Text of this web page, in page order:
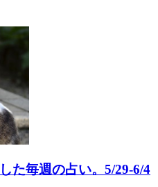
た毎週の占い。5/29-6/4